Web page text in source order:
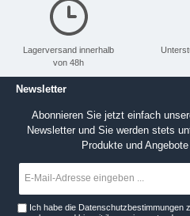
Lagerversand innerhalb
von 48h
Newsletter
Abonnieren Sie jetzt einfach
Newsletter und Sie werden stets
Produkte und
Ich habe die Datenschutzbestimmungen